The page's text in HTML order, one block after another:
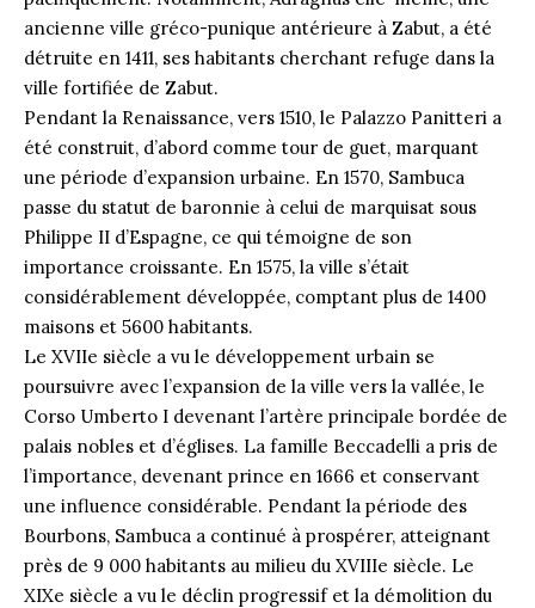
ancienne ville gréco-punique antérieure à Zabut, a été
détruite en 1411, ses habitants cherchant refuge dans la
ville fortifiée de Zabut.
Pendant la Renaissance, vers 1510, le Palazzo Panitteri a
été construit, d’abord comme tour de guet, marquant
une période d’expansion urbaine. En 1570, Sambuca
passe du statut de baronnie à celui de marquisat sous
Philippe II d’Espagne, ce qui témoigne de son
importance croissante. En 1575, la ville s’était
considérablement développée, comptant plus de 1400
maisons et 5600 habitants.
Le XVIIe siècle a vu le développement urbain se
poursuivre avec l’expansion de la ville vers la vallée, le
Corso Umberto I devenant l’artère principale bordée de
palais nobles et d’églises. La famille Beccadelli a pris de
l’importance, devenant prince en 1666 et conservant
une influence considérable. Pendant la période des
Bourbons, Sambuca a continué à prospérer, atteignant
près de 9 000 habitants au milieu du XVIIIe siècle. Le
XIXe siècle a vu le déclin progressif et la démolition du